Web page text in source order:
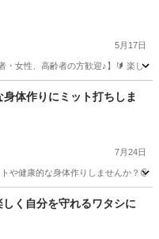
5月17日
・女性、高齢者の方歓迎♪】🔰 楽し
ミット
体作りにミット打ちしま
7月24日
や健康的な身体作りしませんか？
ミット
しく自分を守れるワタシに